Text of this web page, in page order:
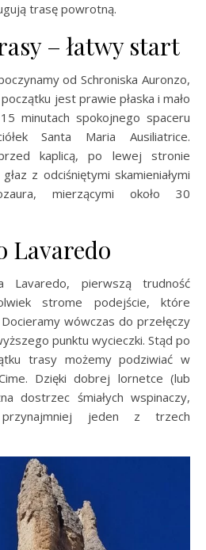
trasę powrotną.
– łatwy start
od Schroniska Auronzo,
jest prawie płaska i mało
minutach spokojnego spaceru
Santa Maria Ausiliatrice.
kaplicą, po lewej stronie
z odciśniętymi skamieniałymi
mierzącymi około 30
Lavaredo
Lavaredo, pierwszą trudność
strome podejście, które
wówczas do przełęczy
punktu wycieczki. Stąd po
trasy możemy podziwiać w
Dzięki dobrej lornetce (lub
dostrzec śmiałych wspinaczy,
jeden z trzech